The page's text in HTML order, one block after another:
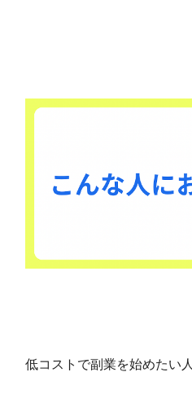
低コストで副業を始めたい人